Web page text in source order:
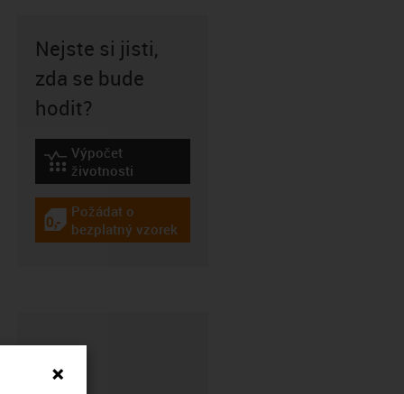
Nejste si jisti,
zda se bude
hodit?
igus-icon-lebensdauerrechner
Výpočet
životnosti
igus-icon-gratismuster
Požádat o
bezplatný vzorek